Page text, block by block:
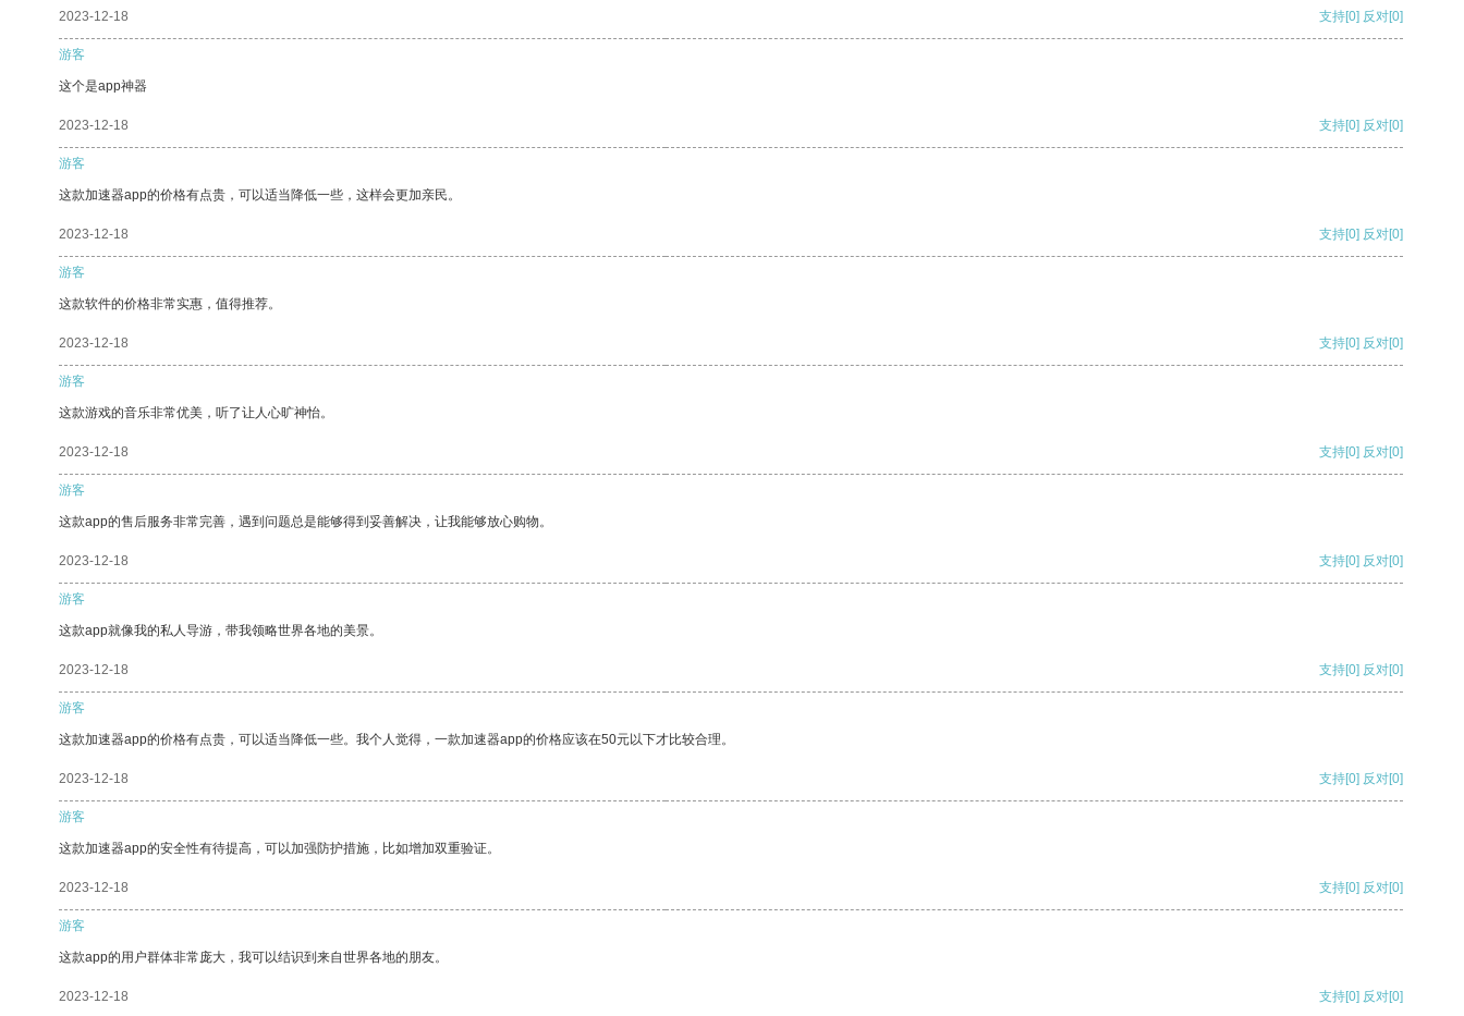
2023-12-18 支持[0] 反对[0]
游客
这个是app神器
2023-12-18 支持[0] 反对[0]
游客
这款加速器app的价格有点贵，可以适当降低一些，这样会更加亲民。
2023-12-18 支持[0] 反对[0]
游客
这款软件的价格非常实惠，值得推荐。
2023-12-18 支持[0] 反对[0]
游客
这款游戏的音乐非常优美，听了让人心旷神怡。
2023-12-18 支持[0] 反对[0]
游客
这款app的售后服务非常完善，遇到问题总是能够得到妥善解决，让我能够放心购物。
2023-12-18 支持[0] 反对[0]
游客
这款app就像我的私人导游，带我领略世界各地的美景。
2023-12-18 支持[0] 反对[0]
游客
这款加速器app的价格有点贵，可以适当降低一些。我个人觉得，一款加速器app的价格应该在50元以下才比较合理。
2023-12-18 支持[0] 反对[0]
游客
这款加速器app的安全性有待提高，可以加强防护措施，比如增加双重验证。
2023-12-18 支持[0] 反对[0]
游客
这款app的用户群体非常庞大，我可以结识到来自世界各地的朋友。
2023-12-18 支持[0] 反对[0]